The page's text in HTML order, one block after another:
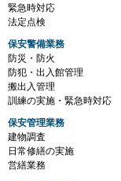
緊急時対応
法定点検
保安警備業務
防災・防火
防犯・出入館管理
搬出入管理
訓練の実施・緊急時対応
保安管理業務
建物調査
日常修繕の実施
営繕業務